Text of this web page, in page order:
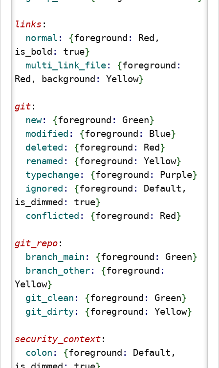
links :
  normal
: {foreground :
Red,
is_bold : true}
  multi_link_file
: {foreground
Red, background : Yellow}
git:
  new
: {foreground : Green}
  modified
: {foreground : Blue}
  deleted
: {foreground : Red }
  renamed
: {foreground : Yellow}
  typechange
: {foreground : Purple}
  ignored
: {foreground :
Default,
is_dimmed : true}
  conflicted
: {foreground : Red }
git_repo:
  branch_main
: {foreground : Green}
  branch_other
: {foreground
Yellow}
  git_clean
: {foreground : Green}
  git_dirty
: {foreground : Yellow}
security_context:
  colon
: {foreground :
Default,